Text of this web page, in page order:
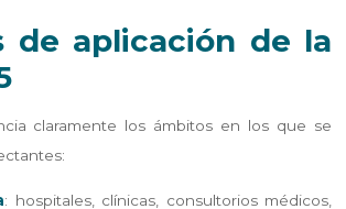
de aplicación de la
claramente los ámbitos en los que se
: hospitales, clínicas, consultorios médicos,